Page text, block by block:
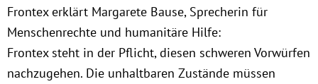
Frontex erklärt Margarete Bause, Sprecherin für
Menschenrechte und humanitäre Hilfe:
Frontex steht in der Pflicht, diesen schweren Vorwürfen
nachzugehen. Die unhaltbaren Zustände müssen